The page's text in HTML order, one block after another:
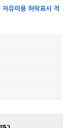
자유이용 허락표시 적